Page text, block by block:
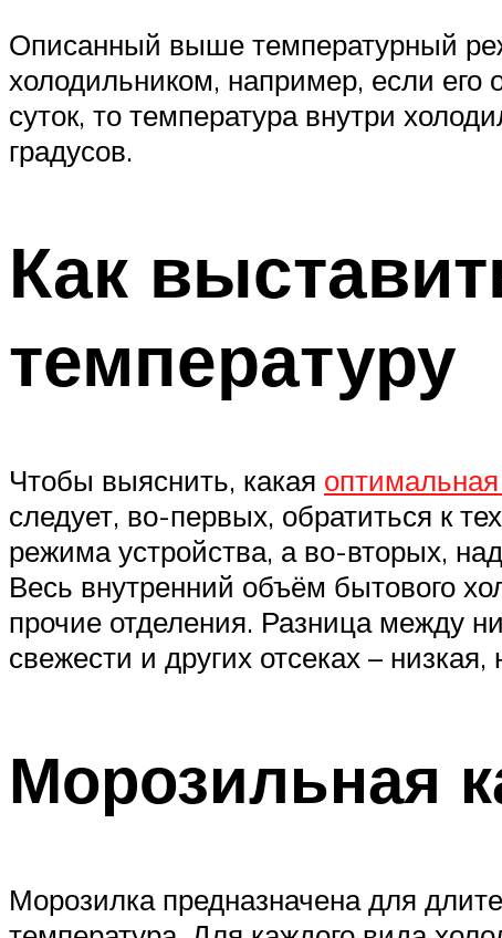
Описанный выше температурный
холодильником, например, если его
суток, то температура внутри
градусов.
Как
температуру
Чтобы выяснить, какая
следует, во-первых, обратиться к
режима устройства, а во-вторых,
Весь внутренний объём бытового
прочие отделения. Разница между
свежести и других отсеках –
Морозильная
Морозилка предназначена для